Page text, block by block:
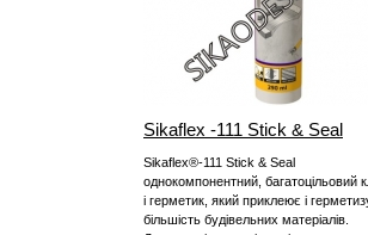
Sikaflex -111 Stick & Seal
Sikaflex®-111 Stick & Seal
однокомпонентний, багатоцільовий
і герметик, який приклеює і
більшість будівельних матеріалів.